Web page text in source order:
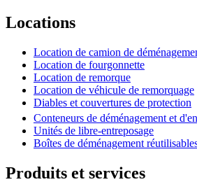
Locations
Location de camion de
Location de fourgonnette
Location de remorque
Location de véhicule de remorquage
Diables et couvertures de protection
Conteneurs de déménagement et
Unités de libre-entreposage
Boîtes de déménagement
Produits et services